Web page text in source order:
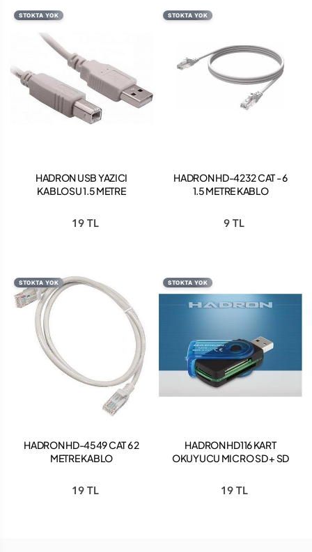
STOKTA YOK
HADRON USB YAZICI
KABLOSU 1.5 METRE
19 TL
STOKTA YOK
HADRON HD-4232 CAT - 6
1.5 METRE KABLO
9 TL
STOKTA YOK
HADRON HD-4549 CAT 6 2
METRE KABLO
19 TL
STOKTA YOK
HADRON HD116 KART
OKUYUCU MICRO SD + SD
19 TL